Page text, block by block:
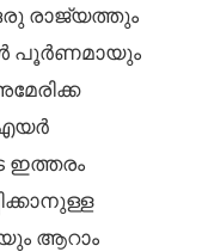
രാജ്യത്തും
പൂർണമായും
ആറാം